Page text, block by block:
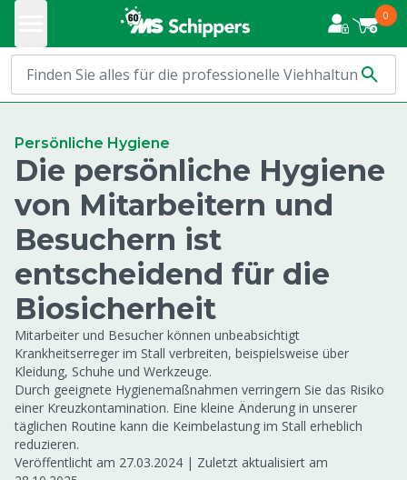
0
Persönliche Hygiene
Die persönliche Hygiene
von Mitarbeitern und
Besuchern ist
entscheidend für die
Biosicherheit
Mitarbeiter und Besucher können unbeabsichtigt
Krankheitserreger im Stall verbreiten, beispielsweise über
Kleidung, Schuhe und Werkzeuge.
Durch geeignete Hygienemaßnahmen verringern Sie das Risiko
einer Kreuzkontamination. Eine kleine Änderung in unserer
täglichen Routine kann die Keimbelastung im Stall erheblich
reduzieren.
Veröffentlicht am 27.03.2024 | Zuletzt aktualisiert am